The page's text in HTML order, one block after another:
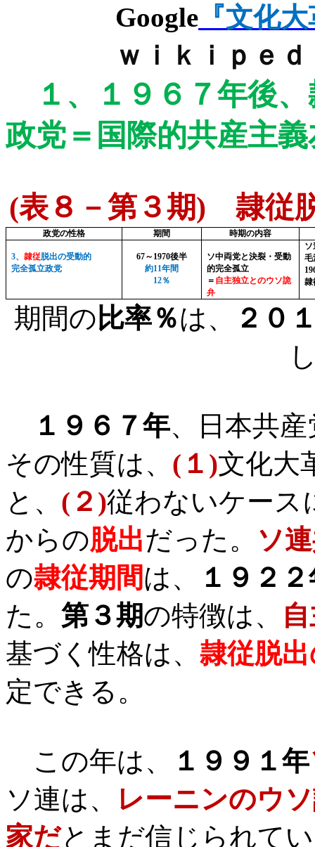
Google 『文化
ｗｉｋｉｐｅｄ
１、
１９６７年後
政党＝国際的共産主
(表８－第３期) 隷従
政党の性格 期間 時期の内容
3、 隷従脱出の受動的
完全孤立政党
67～ 1970後半
約11年間
12％
ソ中両党と決裂・受動
的完全孤立
＝ 自主独立とのウソ詭
弁
ソ
毛
隷
期間の 比率％は、
２０
１９６７年、日本共
その性質は、 ( １ )文化大
と、 ( ２ )従わないケース
からの脱出だった。 ソ
の隷従期間は、
１９２
た。 第３期の特徴は、
基づく性格は、 隷従脱
定できる。
この年は、 １９９１年
ソ連は、
レーニンのウ
家だとまだ信じられて